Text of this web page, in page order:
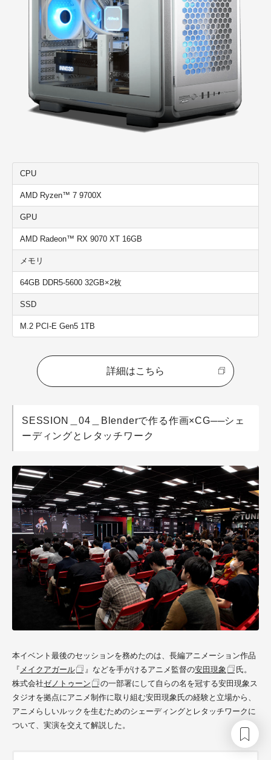
CPU
AMD Ryzen™ 7 9700X
GPU
AMD Radeon™ RX 9070 XT 16GB
メモリ
64GB DDR5-5600 32GB×2枚
SSD
M.2 PCI-E Gen5 1TB
詳細はこちら
SESSION＿04＿Blenderで作る作画×CG──シェ
ーディングとレタッチワーク
本イベント最後のセッションを務めたのは、長編アニメーション作品
『 メイクアガール 』などを手がけるアニメ監督の安田現象
氏。
株式会社ゼノトゥーン
の一部署にして自らの名を冠する安田現象ス
タジオを拠点にアニメ制作に取り組む安田現象氏の経験と立場から、
アニメらしいルックを生むためのシェーディングとレタッチワークに
ついて、実演を交えて解説した。